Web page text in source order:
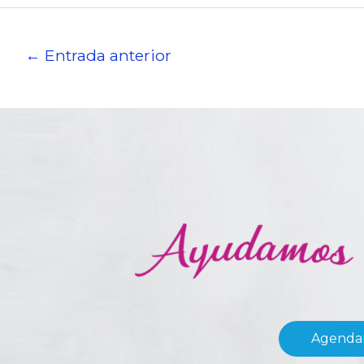
← Entrada anterior